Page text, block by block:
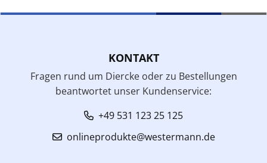
KONTAKT
Fragen rund um Diercke oder zu Bestellungen
beantwortet unser Kundenservice:
+49 531 123 25 125
onlineprodukte@westermann.de